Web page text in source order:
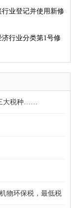
业登记并使用新修
行业分类第1号修
大税种……
物环保税，最低税